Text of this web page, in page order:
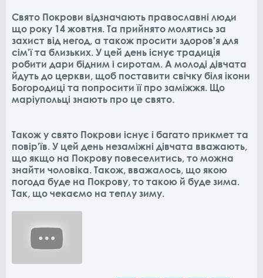
Свято Покрови відзначають православні люди
що року 14 жовтня. Та прийнято молятись за
захист від негод, а також просити здоров'я для
сім'ї та близьких. У цей день існує традиція
робити дари бідним і сиротам. А молоді дівчата
йдуть до церкви, щоб поставити свічку біля ікони
Богородиці та попросити її про заміжжя. Що
маріупольці знають про це свято.
Також у свято Покрови існує і багато прикмет та
повір'їв. У цей день незаміжні дівчата вважають,
що якщо на Покрову повеселитись, то можна
знайти чоловіка. Також, вважалось, що якою
погода буде на Покрову, то такою й буде зима.
Так, що чекаємо на теплу зиму.